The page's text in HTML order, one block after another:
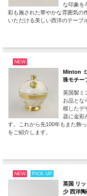
な印象を
彩も施された華やかな雰囲気の
いただける美しい西洋のテーブ
NEW
Minton
珠モチー
英国製ミ
お品とな
模したデ
器に金彩
す。これから先100年もまた飾
をご紹介します。
NEW PICK UP
英国 リ
少 西洋